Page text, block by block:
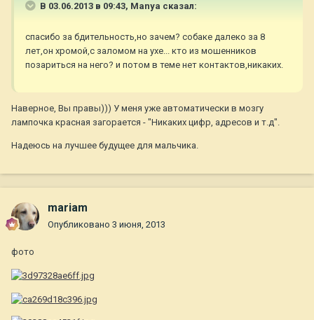
В 03.06.2013 в 09:43, Manya сказал:
спасибо за бдительность,но зачем? собаке далеко за 8
лет,он хромой,с заломом на ухе... кто из мошенников
позариться на него? и потом в теме нет контактов,никаких.
Наверное, Вы правы))) У меня уже автоматически в мозгу
лампочка красная загорается - "Никаких цифр, адресов и т.д".
Надеюсь на лучшее будущее для мальчика.
mariam
Опубликовано 3 июня, 2013
фото